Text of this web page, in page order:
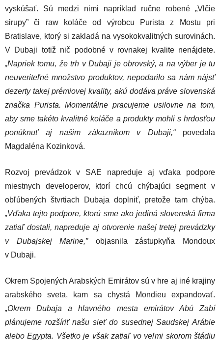
vyskúšať. Sú medzi nimi napríklad ručne robené „Vlčie
sirupy” či raw koláče od výrobcu Purista z Mostu pri
Bratislave, ktorý si zakladá na vysokokvalitných surovinách.
V Dubaji totiž nič podobné v rovnakej kvalite nenájdete.
„Napriek tomu, že trh v Dubaji je obrovský, a na výber je tu
neuveriteľné množstvo produktov, nepodarilo sa nám nájsť
dezerty takej prémiovej kvality, akú dodáva práve slovenská
značka Purista. Momentálne pracujeme usilovne na tom,
aby sme takéto kvalitné koláče a produkty mohli s hrdosťou
ponúknuť aj našim zákazníkom v Dubaji,“povedala
Magdaléna Kozinková.
Rozvoj prevádzok v SAE napreduje aj vďaka podpore
miestnych developerov, ktorí chcú chýbajúci segment v
obľúbených štvrtiach Dubaja doplniť, pretože tam chýba.
„Vďaka tejto podpore, ktorú sme ako jediná slovenská firma
zatiaľ dostali, napreduje aj otvorenie našej tretej prevádzky
v Dubajskej Marine,”objasnila zástupkyňa Mondoux
v Dubaji.
Okrem Spojených Arabských Emirátov sú v hre aj iné krajiny
arabského sveta, kam sa chystá Mondieu expandovať.
„Okrem Dubaja a hlavného mesta emirátov Abú Zabí
plánujeme rozšíriť našu sieť do susednej Saudskej Arábie
alebo Egypta. Všetko je však zatiaľ vo veľmi skorom štádiu